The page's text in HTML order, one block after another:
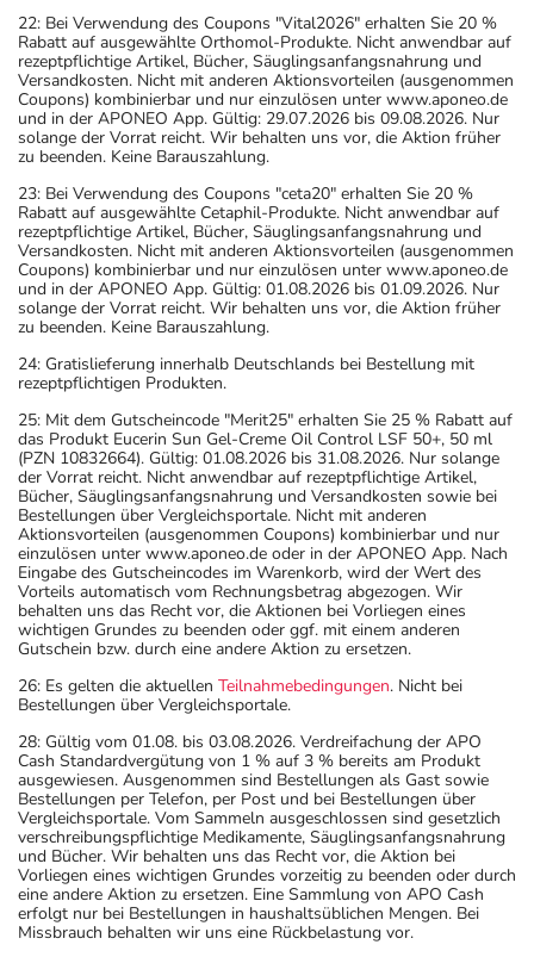
22: Bei Verwendung des Coupons "Vital2026" erhalten Sie 20 %
Rabatt auf ausgewählte Orthomol-Produkte. Nicht anwendbar auf
rezeptpflichtige Artikel, Bücher, Säuglingsanfangsnahrung und
Versandkosten. Nicht mit anderen Aktionsvorteilen (ausgenommen
Coupons) kombinierbar und nur einzulösen unter www.aponeo.de
und in der APONEO App. Gültig: 29.07.2026 bis 09.08.2026. Nur
solange der Vorrat reicht. Wir behalten uns vor, die Aktion früher
zu beenden. Keine Barauszahlung.
23: Bei Verwendung des Coupons "ceta20" erhalten Sie 20 %
Rabatt auf ausgewählte Cetaphil-Produkte. Nicht anwendbar auf
rezeptpflichtige Artikel, Bücher, Säuglingsanfangsnahrung und
Versandkosten. Nicht mit anderen Aktionsvorteilen (ausgenommen
Coupons) kombinierbar und nur einzulösen unter www.aponeo.de
und in der APONEO App. Gültig: 01.08.2026 bis 01.09.2026. Nur
solange der Vorrat reicht. Wir behalten uns vor, die Aktion früher
zu beenden. Keine Barauszahlung.
24: Gratislieferung innerhalb Deutschlands bei Bestellung mit
rezeptpflichtigen Produkten.
25: Mit dem Gutscheincode "Merit25" erhalten Sie 25 % Rabatt auf
das Produkt Eucerin Sun Gel-Creme Oil Control LSF 50+, 50 ml
(PZN 10832664). Gültig: 01.08.2026 bis 31.08.2026. Nur solange
der Vorrat reicht. Nicht anwendbar auf rezeptpflichtige Artikel,
Bücher, Säuglingsanfangsnahrung und Versandkosten sowie bei
Bestellungen über Vergleichsportale. Nicht mit anderen
Aktionsvorteilen (ausgenommen Coupons) kombinierbar und nur
einzulösen unter www.aponeo.de oder in der APONEO App. Nach
Eingabe des Gutscheincodes im Warenkorb, wird der Wert des
Vorteils automatisch vom Rechnungsbetrag abgezogen. Wir
behalten uns das Recht vor, die Aktionen bei Vorliegen eines
wichtigen Grundes zu beenden oder ggf. mit einem anderen
Gutschein bzw. durch eine andere Aktion zu ersetzen.
26: Es gelten die aktuellen Teilnahmebedingungen. Nicht bei
Bestellungen über Vergleichsportale.
28: Gültig vom 01.08. bis 03.08.2026. Verdreifachung der APO
Cash Standardvergütung von 1 % auf 3 % bereits am Produkt
ausgewiesen. Ausgenommen sind Bestellungen als Gast sowie
Bestellungen per Telefon, per Post und bei Bestellungen über
Vergleichsportale. Vom Sammeln ausgeschlossen sind gesetzlich
verschreibungspflichtige Medikamente, Säuglingsanfangsnahrung
und Bücher. Wir behalten uns das Recht vor, die Aktion bei
Vorliegen eines wichtigen Grundes vorzeitig zu beenden oder durch
eine andere Aktion zu ersetzen. Eine Sammlung von APO Cash
erfolgt nur bei Bestellungen in haushaltsüblichen Mengen. Bei
Missbrauch behalten wir uns eine Rückbelastung vor.